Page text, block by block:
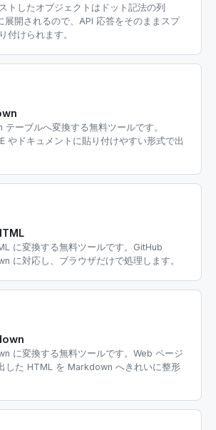
トしたオブジェクトはドット記法の列
展開されるので、API 応答をそのままスプ
付けられます。
ーブルへ変換する無料ツールです。
やドキュメントに貼り付けやすい形式で出
に変換する無料ツールです。GitHub
に対応し、ブラウザだけで処理します。
に変換する無料ツールです。Web ページ
した HTML を Markdown へきれいに整形